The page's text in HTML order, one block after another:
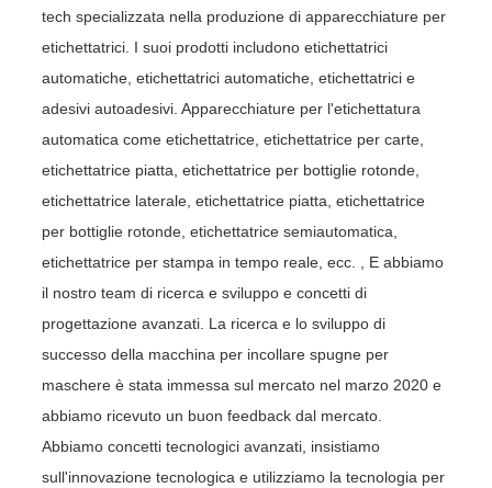
tech specializzata nella produzione di apparecchiature per
etichettatrici. I suoi prodotti includono etichettatrici
automatiche, etichettatrici automatiche, etichettatrici e
adesivi autoadesivi. Apparecchiature per l'etichettatura
automatica come etichettatrice, etichettatrice per carte,
etichettatrice piatta, etichettatrice per bottiglie rotonde,
etichettatrice laterale, etichettatrice piatta, etichettatrice
per bottiglie rotonde, etichettatrice semiautomatica,
etichettatrice per stampa in tempo reale, ecc. , E abbiamo
il nostro team di ricerca e sviluppo e concetti di
progettazione avanzati. La ricerca e lo sviluppo di
successo della macchina per incollare spugne per
maschere è stata immessa sul mercato nel marzo 2020 e
abbiamo ricevuto un buon feedback dal mercato.
Abbiamo concetti tecnologici avanzati, insistiamo
sull'innovazione tecnologica e utilizziamo la tecnologia per